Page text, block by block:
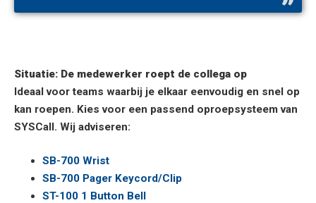
Situatie: De medewerker roept de collega op
Ideaal voor teams waarbij je elkaar eenvoudig en snel op
kan roepen. Kies voor een passend oproepsysteem van
SYSCall. Wij adviseren:
SB-700 Wrist
SB-700 Pager Keycord/Clip
ST-100 1 Button Bell